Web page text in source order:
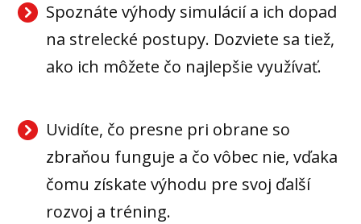
Spoznáte výhody simulácií a ich dopad
na strelecké postupy. Dozviete sa tiež,
ako ich môžete čo najlepšie využívať.
Uvidíte, čo presne pri obrane so
zbraňou funguje a čo vôbec nie, vďaka
čomu získate výhodu pre svoj ďalší
rozvoj a tréning.